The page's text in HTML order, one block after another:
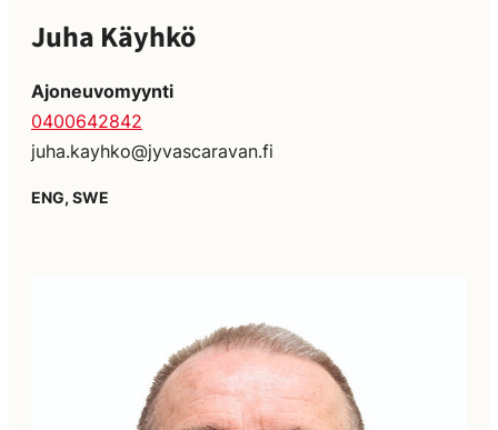
Juha Käyhkö
Ajoneuvomyynti
0400642842
juha.kayhko@jyvascaravan.fi
ENG, SWE